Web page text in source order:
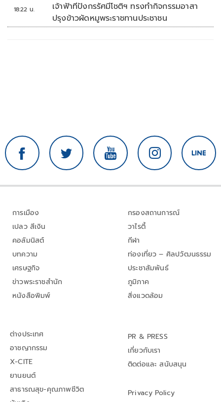
18:22 น.
เจ้าฟ้าทีปังกรรัศมีโชติฯ ทรงทำกิจกรรมอาสา
ปรุงข้าวผัดหมูพระราชทานประชาชน
การเมือง
เปลว สีเงิน
คอลัมนิสต์
บทความ
เศรษฐกิจ
ข่าวพระราชสำนัก
หนังสือพิมพ์
กรองสถานการณ์
วาไรตี้
กีฬา
ท่องเที่ยว – ศิลปวัฒนธรรม
ประชาสัมพันธ์
ภูมิภาค
สิ่งแวดล้อม
ต่างประเทศ
อาชญากรรม
X-CITE
ยานยนต์
สาธารณสุข-คุณภาพชีวิต
PR & PRESS
เกี่ยวกับเรา
ติดต่อและ สนับสนุน
Privacy Policy